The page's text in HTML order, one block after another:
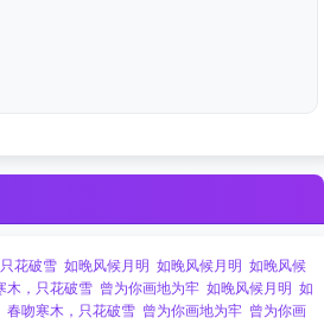
花破雪 如晚风候月明 如晚风候月明 如晚风候
木，只花破雪 曾为你画地为牢 如晚风候月明 如
春吻寒木，只花破雪 曾为你画地为牢 曾为你画